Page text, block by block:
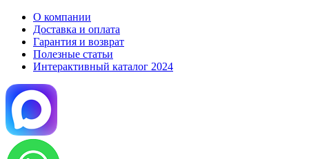
О компании
Доставка и оплата
Гарантия и возврат
Полезные статьи
Интерактивный каталог 2024